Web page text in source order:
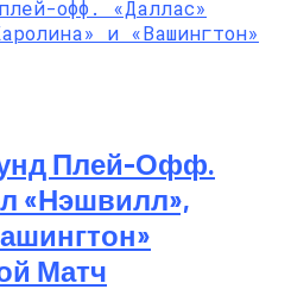
Плей-Офф.
«Нэшвилл»,
Матч